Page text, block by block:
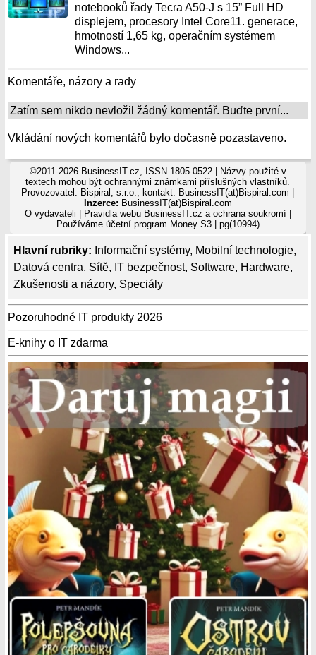
Hlavní rubriky: Informační systémy, Mobilní technologie,
Datová centra, Sítě, IT bezpečnost, Software, Hardware,
Zkušenosti a názory, Speciály
Pozoruhodné IT produkty 2026
E-knihy o IT zdarma
notebooků řady Tecra A50-J s 15” Full HD
displejem, procesory Intel Core11. generace,
hmotností 1,65 kg, operačním systémem
Windows...
Komentáře, názory a rady
Zatím sem nikdo nevložil žádný komentář. Buďte první...
Vkládání nových komentářů bylo dočasně pozastaveno.
©2011-2026 BusinessIT.cz, ISSN 1805-0522 | Názvy použité v
textech mohou být ochrannými známkami příslušných vlastníků.
Provozovatel: Bispiral, s.r.o., kontakt: BusinessIT(at)Bispiral.com |
Inzerce: BusinessIT(at)Bispiral.com
O vydavateli
Pravidla webu BusinessIT.cz a ochrana soukromí|
Používáme účetní program Money S3| pg(10994)